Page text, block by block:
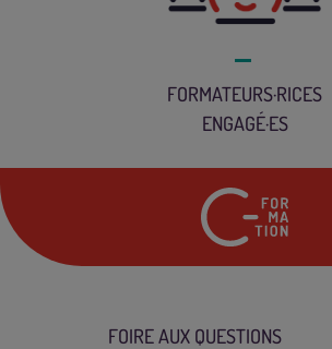
FORMATEURS·RICES
ENGAGÉ·ES
FOIRE AUX QUESTIONS